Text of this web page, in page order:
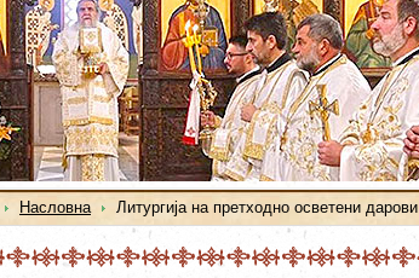
Насловна Литургија на претходно осветени дарови